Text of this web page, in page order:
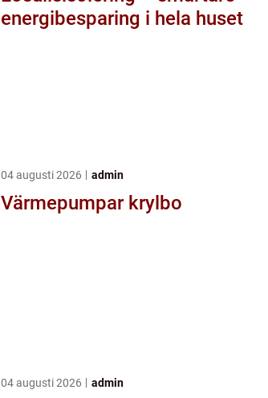
energibesparing i hela huset
04 augusti 2026 admin
Värmepumpar krylbo
04 augusti 2026 admin